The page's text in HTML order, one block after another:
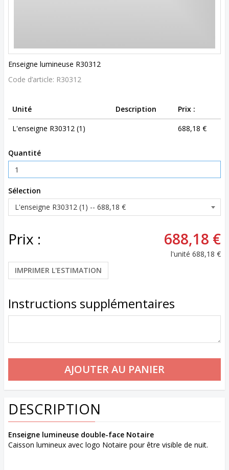
Enseigne lumineuse R30312
Code d’article: R30312
Unité Description
Prix :
L'enseigne R30312 (1)
688,18 €
Quantité
Sélection
Prix : 688,18 €
l'unité 688,18 €
IMPRIMER L'ESTIMATION
Instructions supplémentaires
DESCRIPTION
Enseigne lumineuse double-face Notaire
Caisson lumineux avec logo Notaire pour être visible de nuit.